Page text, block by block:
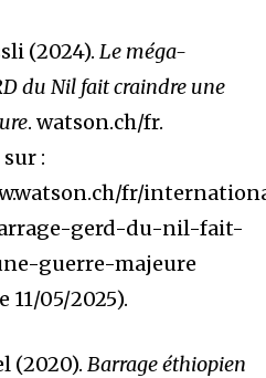
(2024). Le méga-
du Nil fait craindre une
. watson.ch/fr.
:
fr/
gerd-du-nil-fait-
guerre-majeure
11/05/2025).
(2020). Barrage éthiopien